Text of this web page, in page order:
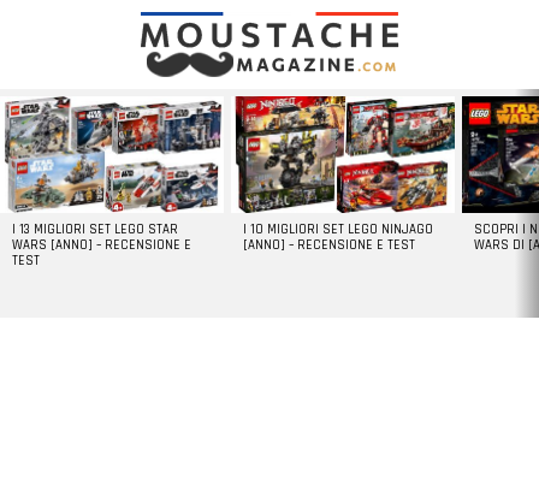
LATEST
STORIES
I 13 MIGLIORI SET LEGO STAR
WARS [ANNO] – RECENSIONE E
TEST
I 10 MIGLIORI SET LEGO NINJAGO
[ANNO] – RECENSIONE E TEST
SCOPRI I
WARS DI